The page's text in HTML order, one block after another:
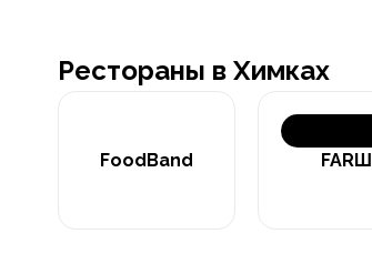
Рестораны в Химках
FoodBand FARШ